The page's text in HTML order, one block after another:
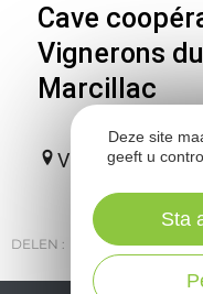
Cave
Vignerons
Marcillac
Valady
DELEN : E-MAIL
Deze site
geeft u
Sta